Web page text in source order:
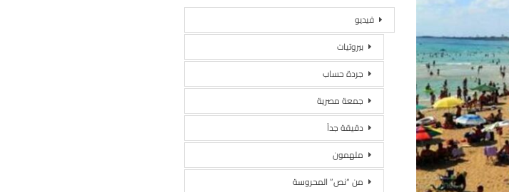
فيديو
بيروتيات
جردة حساب
جمعة مصرية
دقيقة جداً
ملهمون
من “نص” المحروسة